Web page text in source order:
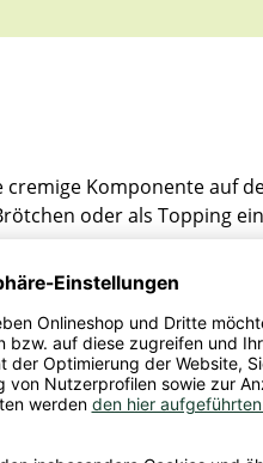
cremige Komponente
oder als Topping
aus nussigen und
verleihen. Dadurch
– der Aufstrich